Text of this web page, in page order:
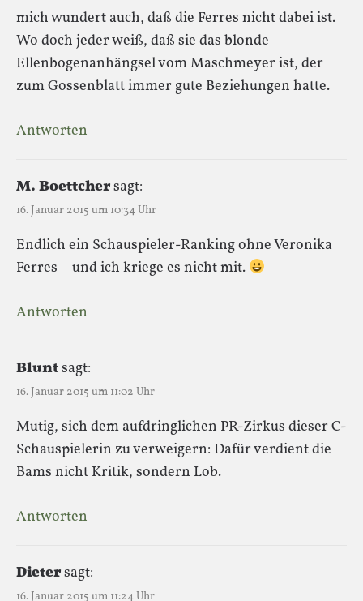
mich wundert auch, daß die Ferres nicht dabei ist.
Wo doch jeder weiß, daß sie das blonde
Ellenbogenanhängsel vom Maschmeyer ist, der
zum Gossenblatt immer gute Beziehungen hatte.
Antworten
M. Boettchersagt:
16. Januar 2015 um 10:34 Uhr
Endlich ein Schauspieler-Ranking ohne Veronika
Ferres – und ich kriege es nicht mit.
Antworten
Bluntsagt:
16. Januar 2015 um 11:02 Uhr
Mutig, sich dem aufdringlichen PR-Zirkus dieser C-
Schauspielerin zu verweigern: Dafür verdient die
Bams nicht Kritik, sondern Lob.
Antworten
Dietersagt:
16. Januar 2015 um 11:24 Uhr